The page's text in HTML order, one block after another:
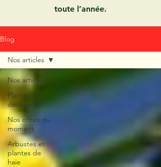
toute l’année.
Blog
Nos articles
Plantes à
découvrir
Nos offres du
moment
Arbustes et
plantes de
haie
Nos articles